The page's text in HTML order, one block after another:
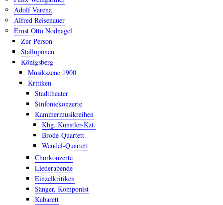
Adolf Varena
Alfred Reisenauer
Ernst Otto Nodnagel
Zur Person
Stallupönen
Königsberg
Musikszene 1900
Kritiken
Stadttheater
Sinfoniekonzerte
Kammermusikreihen
Kbg. Künstler-Kzt.
Brode-Quartett
Wendel-Quartett
Chorkonzerte
Liederabende
Einzelkritiken
Sänger, Komponist
Kabarett